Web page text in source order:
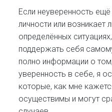
Если неуверенность
личности или возникает
определённых
поддержать себя
полно информации о
уверенность в себе, я
которые, как мне
осуществимы и могут